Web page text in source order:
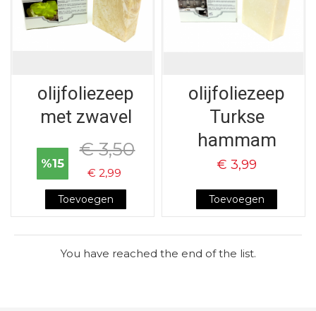
olijfoliezeep
met zwavel
%15
€ 3,50
€ 2,99
Toevoegen
olijfoliezeep
Turkse
hammam
€ 3,99
Toevoegen
You have reached the end of the list.